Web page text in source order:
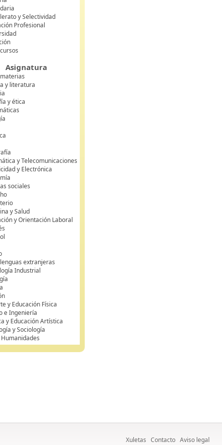
y Selectividad
Profesional
Asignatura
y literatura
y ética
y Telecomunicaciones
y Electrónica
sociales
y Salud
y Orientación Laboral
extranjeras
Industrial
y Educación Física
e Ingeniería
y Educación Artística
y Sociología
Xuletas Contacto Aviso legal